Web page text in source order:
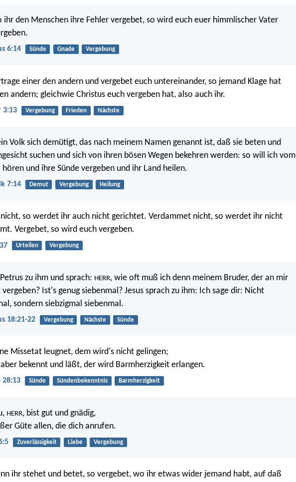
ihr den Menschen ihre Fehler vergebet, so wird euch euer himmlischer Vater
6:14 Sünde Gnade Vergebung
einer den andern und vergebet euch untereinander, so jemand Klage hat
andern; gleichwie Christus euch vergeben hat, also auch ihr.
3:13 Vergebung Frieden Nächste
Volk sich demütigt, das nach meinem Namen genannt ist, daß sie beten und
suchen und sich von ihren bösen Wegen bekehren werden: so will ich vom
hören und ihre Sünde vergeben und ihr Land heilen.
7:14 Demut Vergebung Heilung
so werdet ihr auch nicht gerichtet. Verdammet nicht, so werdet ihr nicht
Vergebet, so wird euch vergeben.
Urteilen Vergebung
zu ihm und sprach: HERR, wie oft muß ich denn meinem Bruder, der an mir
vergeben? Ist's genug siebenmal? Jesus sprach zu ihm: Ich sage dir: Nicht
sondern siebzigmal siebenmal.
18:21-22 Vergebung Nächste Sünde
Missetat leugnet, dem wird's nicht gelingen;
bekennt und läßt, der wird Barmherzigkeit erlangen.
28:13 Sünde Sündenbekenntnis Barmherzigkeit
HERR, bist gut und gnädig,
Güte allen, die dich anrufen.
Zuverlässigkeit Liebe Vergebung
ihr stehet und betet, so vergebet, wo ihr etwas wider jemand habt, auf daß